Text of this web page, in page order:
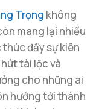
Trọng không
mang lại nhiều
đẩy sự kiên
tài lộc và
cho những ai
hướng tới thành